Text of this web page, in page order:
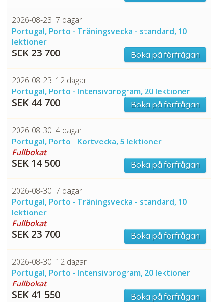
2026-08-23 7 dagar
Portugal, Porto - Träningsvecka - standard, 10
lektioner
SEK 23 700 Boka på förfrågan
2026-08-23 12 dagar
Portugal, Porto - Intensivprogram, 20 lektioner
SEK 44 700 Boka på förfrågan
2026-08-30 4 dagar
Portugal, Porto - Kortvecka, 5 lektioner
Fullbokat
SEK 14 500 Boka på förfrågan
2026-08-30 7 dagar
Portugal, Porto - Träningsvecka - standard, 10
lektioner
Fullbokat
SEK 23 700 Boka på förfrågan
2026-08-30 12 dagar
Portugal, Porto - Intensivprogram, 20 lektioner
Fullbokat
SEK 41 550 Boka på förfrågan